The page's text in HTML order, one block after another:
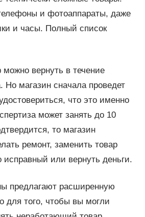
и фотоаппараты, даже
и часы. Полный список
можно вернуть в течение
Но магазин сначала проведет
что это именно
может занять до 10
то магазин
ремонт, заменить товар
исправный или вернуть деньги.
предлагают расширенную
для того, чтобы вы могли